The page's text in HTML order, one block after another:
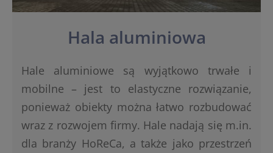
Hala aluminiowa
Hale aluminiowe są wyjątkowo trwałe i
mobilne – jest to elastyczne rozwiązanie,
ponieważ obiekty można łatwo rozbudować
wraz z rozwojem firmy. Hale nadają się m.in.
dla branży HoReCa, a także jako przestrzeń